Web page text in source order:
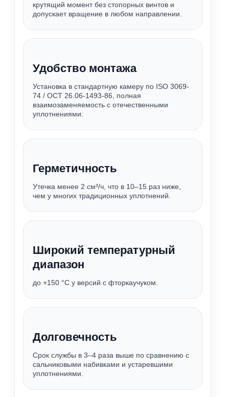
крутящий момент без стопорных винтов и
допускает вращение в любом направлении.
Удобство монтажа
Установка в стандартную камеру по ISO 3069-
74 / ОСТ 26.06-1493-86, полная
взаимозаменяемость с отечественными
уплотнениями.
Герметичность
Утечка менее 2 см³/ч, что в 10–15 раз ниже,
чем у многих традиционных уплотнений.
Широкий температурный
диапазон
до +150 °C у версий с фторкаучуком.
Долговечность
Срок службы в 3–4 раза выше по сравнению с
сальниковыми набивками и устаревшими
уплотнениями.